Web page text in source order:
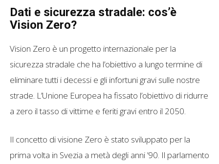
Dati e sicurezza stradale: cos’è
Vision Zero?
Vision Zero è un progetto internazionale per la
sicurezza stradale che ha l’obiettivo a lungo termine di
eliminare tutti i decessi e gli infortuni gravi sulle nostre
strade. L’Unione Europea ha fissato l’obiettivo di ridurre
a zero il tasso di vittime e feriti gravi entro il 2050.
Il concetto di visione Zero è stato sviluppato per la
prima volta in Svezia a metà degli anni ’90. Il parlamento